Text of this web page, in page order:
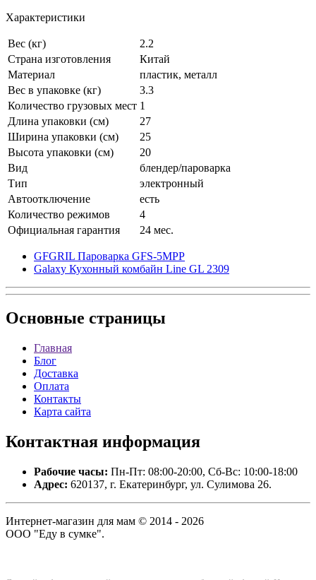
Характеристики
Вес (кг)
2.2
Страна изготовления
Китай
Материал
пластик, металл
Вес в упаковке (кг)
3.3
Количество грузовых мест 1
Длина упаковки (см)
27
Ширина упаковки (см)
25
Высота упаковки (см)
20
Вид
блендер/пароварка
Тип
электронный
Автоотключение
есть
Количество режимов
4
Официальная гарантия
24 мес.
GFGRIL Пароварка GFS-5MPP
Galaxy Кухонный комбайн Line GL 2309
Основные страницы
Главная
Блог
Доставка
Оплата
Контакты
Карта сайта
Контактная информация
Рабочие часы: Пн-Пт: 08:00-20:00, Сб-Вс: 10:00-18:00
Адрес: 620137, г. Екатеринбург, ул. Сулимова 26.
Интернет-магазин для мам © 2014 - 2026
ООО "Еду в сумке".